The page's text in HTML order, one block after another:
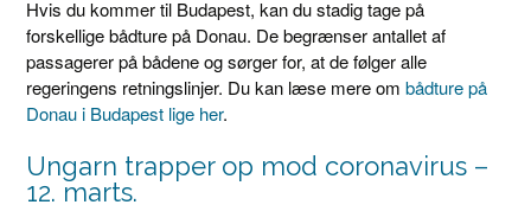
Hvis du kommer til Budapest, kan du stadig tage på
forskellige bådture på Donau. De begrænser antallet af
passagerer på bådene og sørger for, at de følger alle
regeringens retningslinjer. Du kan læse mere om bådture på
Donau i Budapest lige her.
Ungarn trapper op mod coronavirus –
12. marts.